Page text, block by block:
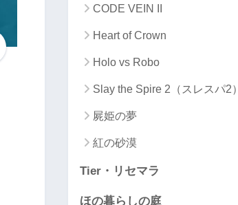
CODE VEIN II
Heart of Crown
Holo vs Robo
Slay the Spire 2（スレスパ2）
屍姫の夢
紅の砂漠
Tier・リセマラ
ほの暮らしの庭